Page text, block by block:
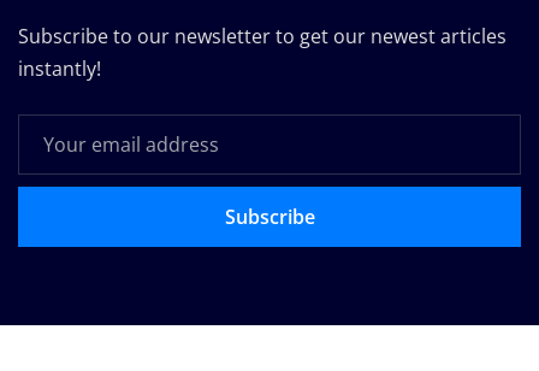
Subscribe to our newsletter to get our newest articles
instantly!
Subscribe